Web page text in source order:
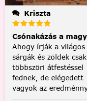
Kriszta
Csónakázás a
Ahogy írják a világos
sárgák és zöldek csak
többszöri átfestéssel
fednek, de elégedett
vagyok az